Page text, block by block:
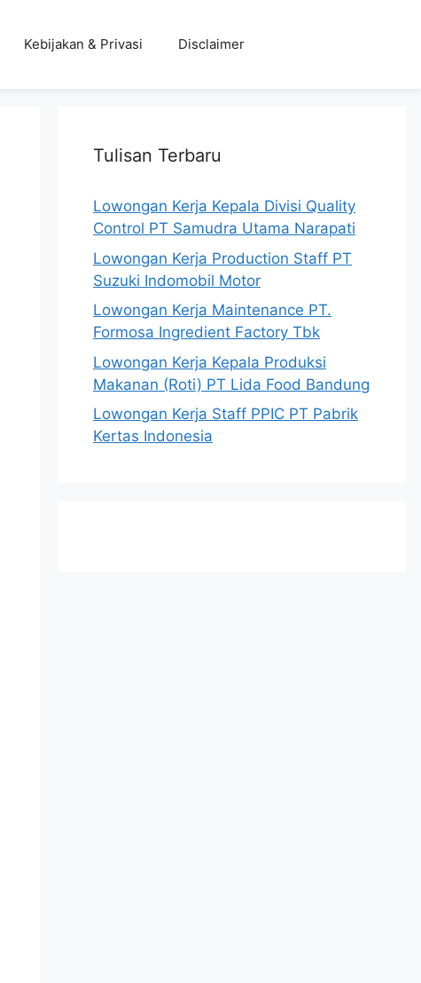
Kebijakan & Privasi Disclaimer
Tulisan Terbaru
Lowongan Kerja Kepala Divisi Quality
Control PT Samudra Utama Narapati
Lowongan Kerja Production Staff PT
Suzuki Indomobil Motor
Lowongan Kerja Maintenance PT.
Formosa Ingredient Factory Tbk
Lowongan Kerja Kepala Produksi
Makanan (Roti) PT Lida Food Bandung
Lowongan Kerja Staff PPIC PT Pabrik
Kertas Indonesia